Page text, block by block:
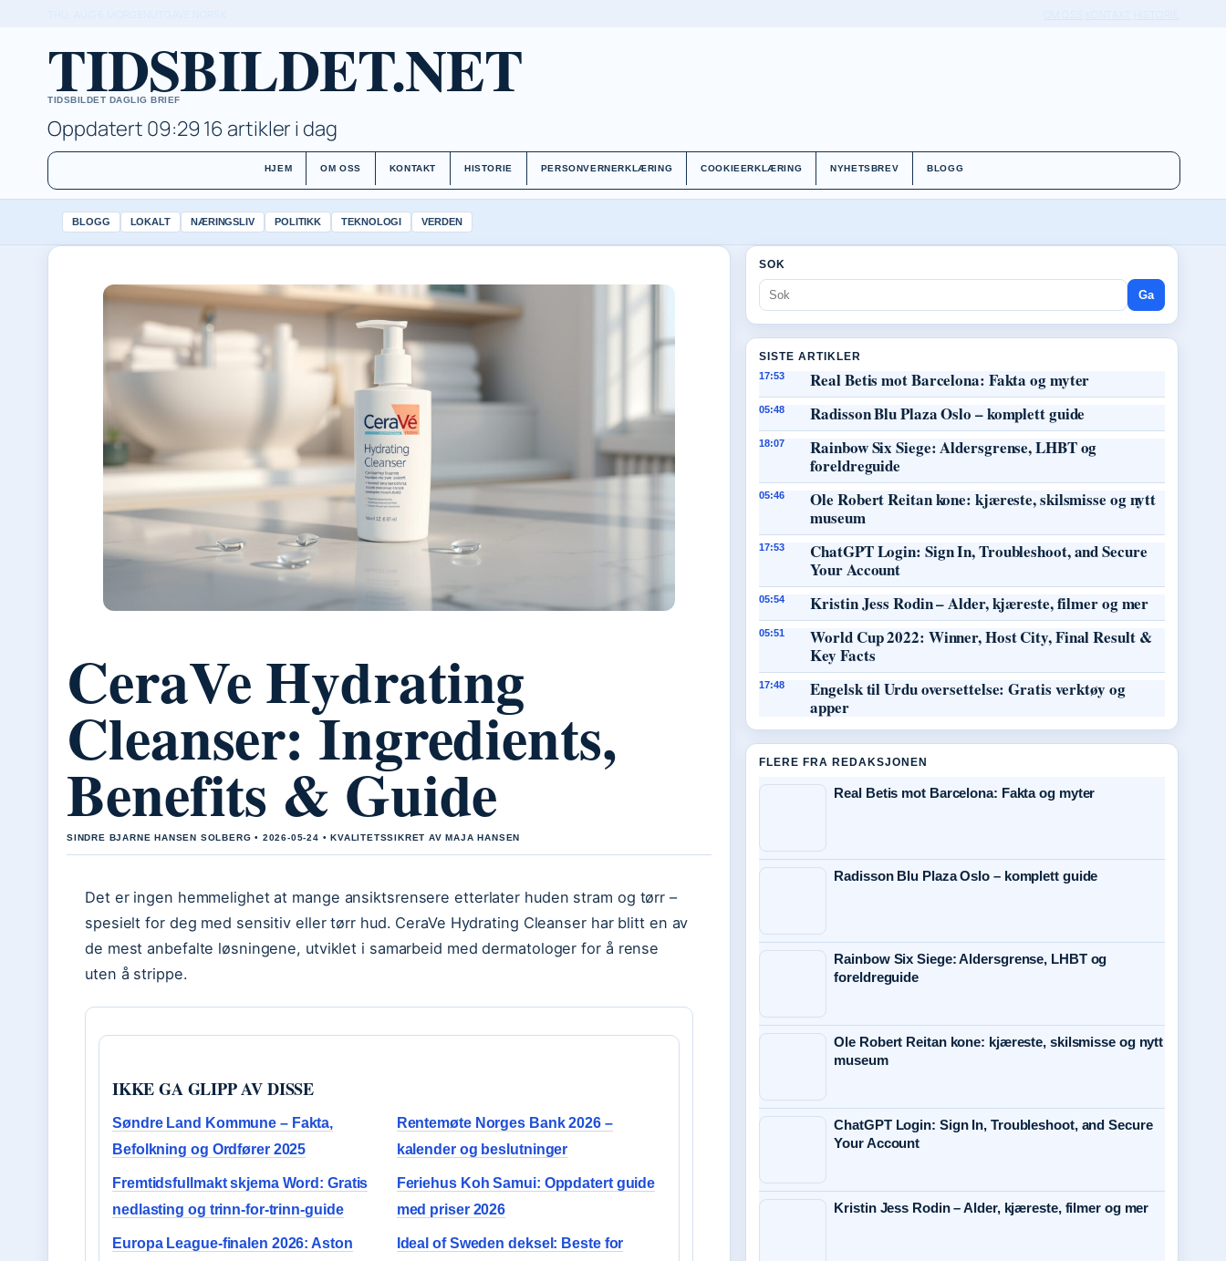
TIDSBILDET.NET
TIDSBILDET DAGLIG BRIEF
Oppdatert 09:2916 artikler i dag
HJEM OM OSS KONTAKT HISTORIE PERSONVERNERKLÆRING COOKIEERKLÆRING NYHETSBREV BLOGG
BLOGG LOKALT NÆRINGSLIV POLITIKK TEKNOLOGI VERDEN
CeraVe Hydrating
Cleanser: Ingredients,
Benefits & Guide
SINDRE BJARNE HANSEN SOLBERG • 2026-05-24 • KVALITETSSIKRET AV MAJA HANSEN
Det er ingen hemmelighet at mange ansiktsrensere etterlater huden stram og tørr –
spesielt for deg med sensitiv eller tørr hud. CeraVe Hydrating Cleanser har blitt en av
de mest anbefalte løsningene, utviklet i samarbeid med dermatologer for å rense
uten å strippe.
IKKE GA GLIPP AV DISSE
Søndre Land Kommune – Fakta,
Befolkning og Ordfører 2025
Rentemøte Norges Bank 2026 –
kalender og beslutninger
Fremtidsfullmakt skjema Word: Gratis
nedlasting og trinn-for-trinn-guide
Feriehus Koh Samui: Oppdatert guide
med priser 2026
Europa League-finalen 2026: Aston
Ideal of Sweden deksel: Beste for
SOK
Ga
SISTE ARTIKLER
17:53 Real Betis mot Barcelona: Fakta og myter
05:48 Radisson Blu Plaza Oslo – komplett guide
18:07
Rainbow Six Siege: Aldersgrense, LHBT og
foreldreguide
05:46
Ole Robert Reitan kone: kjæreste, skilsmisse og nytt
museum
17:53
ChatGPT Login: Sign In, Troubleshoot, and Secure
Your Account
05:54 Kristin Jess Rodin – Alder, kjæreste, filmer og mer
05:51
World Cup 2022: Winner, Host City, Final Result &
Key Facts
17:48
Engelsk til Urdu oversettelse: Gratis verktøy og
apper
FLERE FRA REDAKSJONEN
Real Betis mot Barcelona: Fakta og myter
Radisson Blu Plaza Oslo – komplett guide
Rainbow Six Siege: Aldersgrense, LHBT og
foreldreguide
Ole Robert Reitan kone: kjæreste, skilsmisse og nytt
museum
ChatGPT Login: Sign In, Troubleshoot, and Secure
Your Account
Kristin Jess Rodin – Alder, kjæreste, filmer og mer